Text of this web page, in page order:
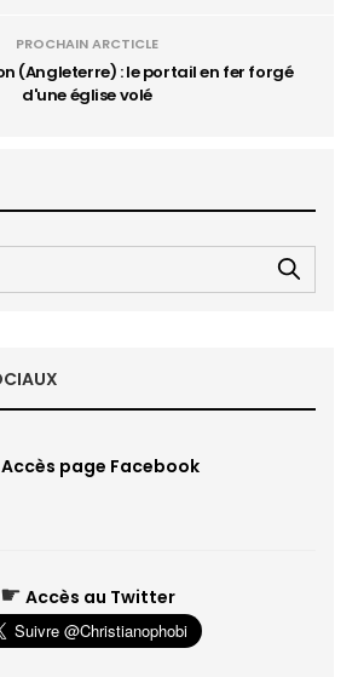
PROCHAIN ARCTICLE
(Angleterre) : le portail en fer forgé
d'une église volé
Accès page Facebook
☛ Accès au Twitter